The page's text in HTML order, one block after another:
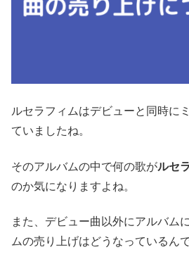
ルセラフィムはデビューと同時に
ていましたね。
そのアルバムの中で何の歌がルセ
のか気になりますよね。
また、デビュー曲以外にアルバム
ムの売り上げはどうなっているん